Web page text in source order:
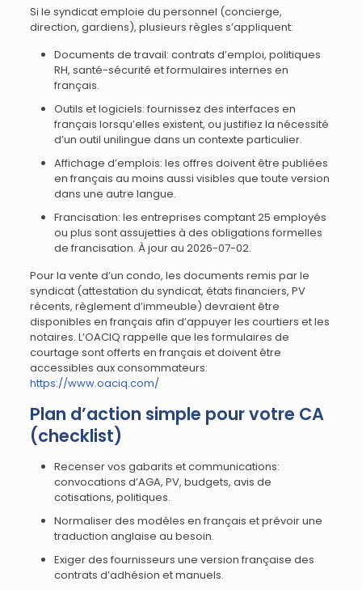
Si le syndicat emploie du personnel (concierge,
direction, gardiens), plusieurs règles s’appliquent:
Documents de travail: contrats d’emploi, politiques
RH, santé-sécurité et formulaires internes en
français.
Outils et logiciels: fournissez des interfaces en
français lorsqu’elles existent, ou justifiez la nécessité
d’un outil unilingue dans un contexte particulier.
Affichage d’emplois: les offres doivent être publiées
en français au moins aussi visibles que toute version
dans une autre langue.
Francisation: les entreprises comptant 25 employés
ou plus sont assujetties à des obligations formelles
de francisation. À jour au 2026-07-02.
Pour la vente d’un condo, les documents remis par le
syndicat (attestation du syndicat, états financiers, PV
récents, règlement d’immeuble) devraient être
disponibles en français afin d’appuyer les courtiers et les
notaires. L’OACIQ rappelle que les formulaires de
courtage sont offerts en français et doivent être
accessibles aux consommateurs:
https://www.oaciq.com/
Plan d’action simple pour votre CA
(checklist)
Recenser vos gabarits et communications:
convocations d’AGA, PV, budgets, avis de
cotisations, politiques.
Normaliser des modèles en français et prévoir une
traduction anglaise au besoin.
Exiger des fournisseurs une version française des
contrats d’adhésion et manuels.